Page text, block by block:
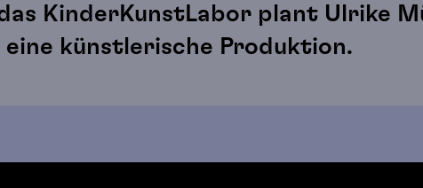
KinderKunstLabor plant Ulrike
künstlerische Produktion.